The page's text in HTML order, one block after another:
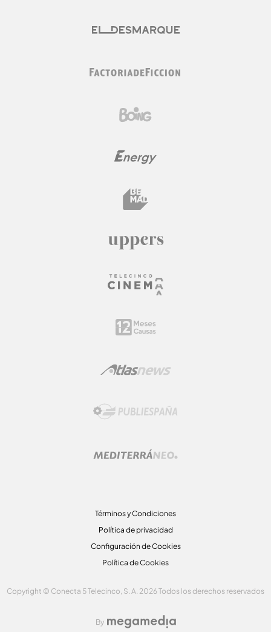
Términos y Condiciones
Política de privacidad
Configuración de Cookies
Política de Cookies
Copyright © Conecta 5 Telecinco, S. A. 2026 Todos los derechos reservados
By